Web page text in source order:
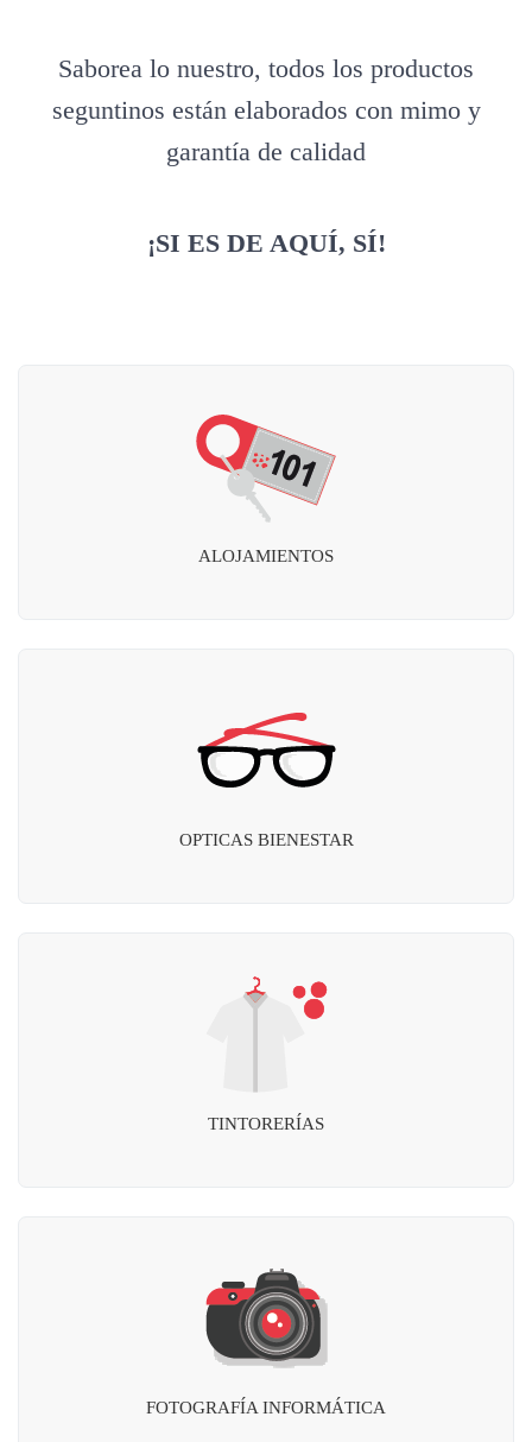
Saborea lo nuestro, todos los productos
seguntinos están elaborados con mimo y
garantía de calidad
¡SI ES DE AQUÍ, SÍ!
ALOJAMIENTOS
OPTICAS BIENESTAR
TINTORERÍAS
FOTOGRAFÍA INFORMÁTICA